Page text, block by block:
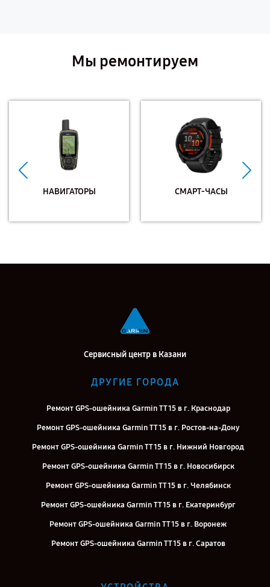
Мы ремонтируем
НАВИГАТОРЫ СМАРТ-ЧАСЫ
Сервисный центр в Казани
ДРУГИЕ ГОРОДА
Ремонт GPS-ошейника Garmin TT 15 в г. Краснодар
Ремонт GPS-ошейника Garmin TT 15 в г. Ростов-на-Дону
Ремонт GPS-ошейника Garmin TT 15 в г. Нижний Новгород
Ремонт GPS-ошейника Garmin TT 15 в г. Новосибирск
Ремонт GPS-ошейника Garmin TT 15 в г. Челябинск
Ремонт GPS-ошейника Garmin TT 15 в г. Екатеринбург
Ремонт GPS-ошейника Garmin TT 15 в г. Воронеж
Ремонт GPS-ошейника Garmin TT 15 в г. Саратов
Ремонт GPS-ошейника Garmin TT 15 в г. Киров